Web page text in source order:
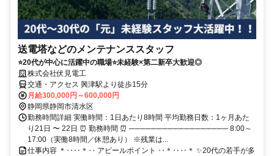
送電塔などのメンテナンススタッフ
⭐️20代が中心に活躍中の職場⭐️未経験×第二新卒大歓迎◎
株式会社伏見電工
交通・アクセス 興津駅より徒歩15分
月給300,000円～600,000円
静岡県静岡市清水区
勤務時間詳細 実働時間：1日あたり8時間 平均勤務日数：1ヶ月あた
り21日 〜 22日 ⏰ 勤務時間 ⏰ ────────────────── 8:00～
17:00（実働8時間／休憩あり） ※残業は...
仕事内容 ＊‥‥＊‥ アピールポイント ‥＊‥‥＊ ✨20代の若手が多